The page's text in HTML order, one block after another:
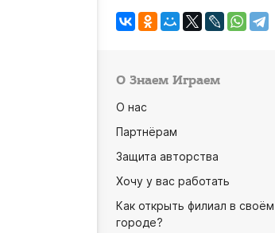
О Знаем Играем
О нас
Партнёрам
Защита авторства
Хочу у вас работать
Как открыть филиал в своём
городе?